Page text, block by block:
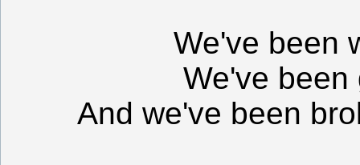
We've been
We've been
And we've been